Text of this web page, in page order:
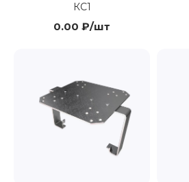
КС1
0.00 ₽/шт